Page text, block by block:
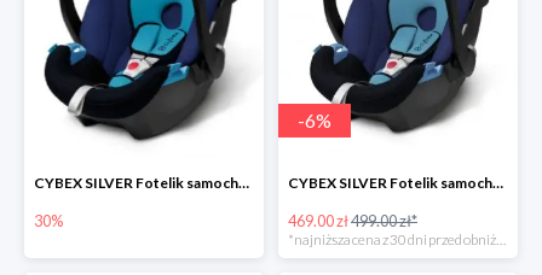
CYBEX SILVER Fotelik samochodowy -30%
30%
-6%
CYBEX SILVER Fotelik samochodowy + dostawa gratis!
469.00 zł499.00 zł*
*najniższa cena z 30 dni przed obniżką